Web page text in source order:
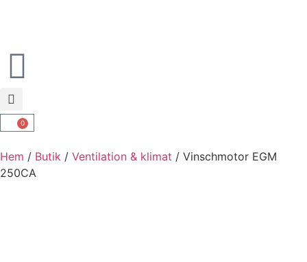
0
Hem / Butik / Ventilation & klimat / Vinschmotor EGM
250CA